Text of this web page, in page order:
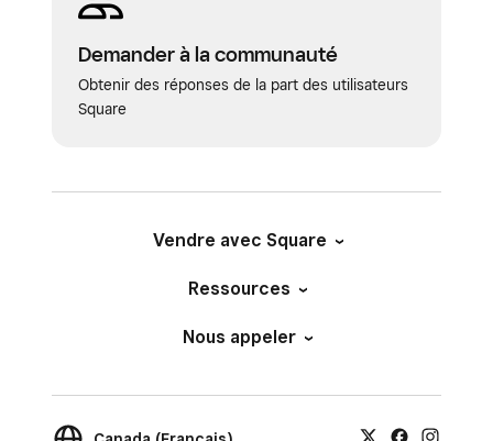
Demander à la communauté
Obtenir des réponses de la part des utilisateurs
Square
Vendre avec Square
Ressources
Nous appeler